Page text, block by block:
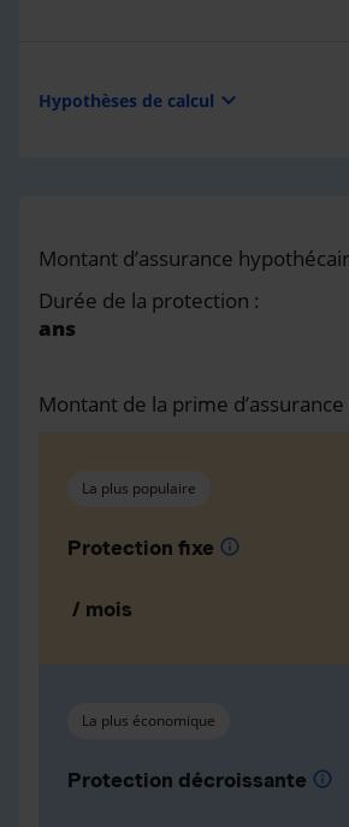
Hypothèses de calcul expand_more
Montant d’assurance
Durée de la protection :
ans
Montant de la prime
La plus populaire
Protection fixe info
/ mois
La plus économique
Protection décroissante info